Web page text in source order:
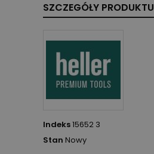
SZCZEGÓŁY PRODUKTU
Indeks15652 3
Stan Nowy